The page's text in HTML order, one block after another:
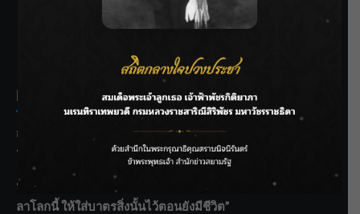
SIAMRATH VARIETY
Recent Posts
กรมชลฯ รับฟังประชาชน ติดตามแก้ปัญหาโครงการประตู
ระบายน้ำศรีสองรักฯ
‘แมน การิน’ แชร์ความเชื่อชวนคิด! “อยากกินอะไรหลังจาก
ลาโลกนี้ ให้ใส่บาตรสิ่งนั้นไว้ตอนยังมีชีวิต”